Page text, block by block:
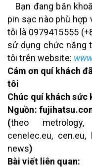
Bạn đang băn
pin sạc nào phù hợp
tôi là 0979415555
sử dụng chức năng
tôi trên website:
Cám ơn quí khách
tôi
Chúc quí khách sức
Nguồn:
(theo
cenelec.eu,
news)
Bài viết liên quan: